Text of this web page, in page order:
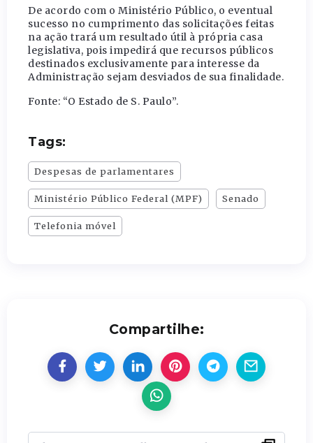
De acordo com o Ministério Público, o eventual
sucesso no cumprimento das solicitações feitas
na ação trará um resultado útil à própria casa
legislativa, pois impedirá que recursos públicos
destinados exclusivamente para interesse da
Administração sejam desviados de sua finalidade.
Fonte: “O Estado de S. Paulo”.
Tags:
Despesas de parlamentares
Ministério Público Federal (MPF) Senado
Telefonia móvel
Compartilhe: